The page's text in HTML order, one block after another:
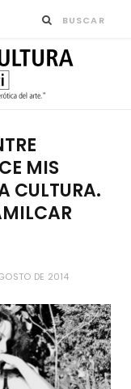
MIS
CULTURA.
DE 2014